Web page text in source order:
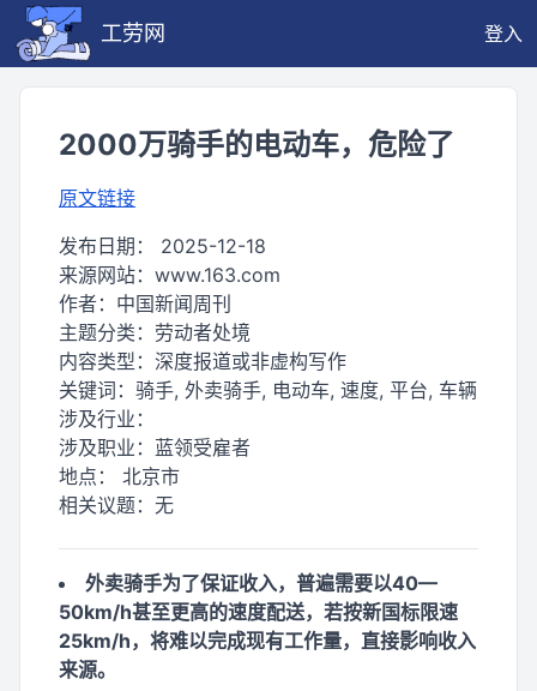
工劳网 登入
2000万骑手的电动车，危险了
原文链接
发布日期： 2025-12-18
来源网站： www.163.com
作者： 中国新闻周刊
主题分类： 劳动者处境
内容类型： 深度报道或非虚构写作
关键词： 骑手, 外卖骑手, 电动车, 速度, 平台, 车辆
涉及行业：
涉及职业： 蓝领受雇者
地点： 北京市
相关议题： 无
外卖骑手为了保证收入，普遍需要以40—
50km/h甚至更高的速度配送，若按新国标限速
25km/h，将难以完成现有工作量，直接影响收入
来源。